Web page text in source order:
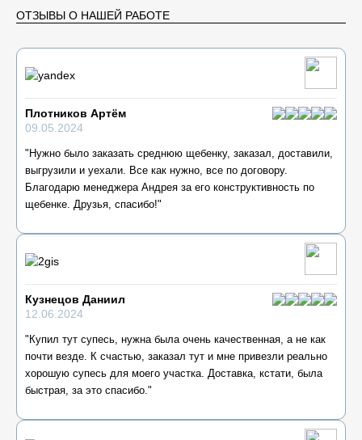
ОТЗЫВЫ О НАШЕЙ РАБОТЕ
Плотников Артём
09.05.2024
"Нужно было заказать среднюю щебенку, заказал, доставили,
выгрузили и уехали. Все как нужно, все по договору.
Благодарю менеджера Андрея за его конструктивность по
щебенке. Друзья, спасибо!"
Кузнецов Даниил
12.06.2024
"Купил тут супесь, нужна была очень качественная, а не как
почти везде. К счастью, заказал тут и мне привезли реально
хорошую супесь для моего участка. Доставка, кстати, была
быстрая, за это спасибо."